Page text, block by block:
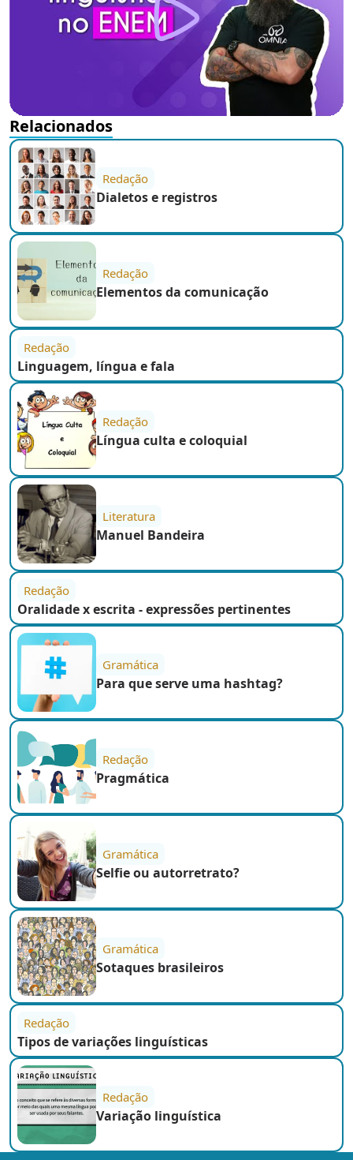
Relacionados
Redação
Dialetos e registros
Redação
Elementos da comunicação
Redação
Linguagem, língua e fala
Redação
Língua culta e coloquial
Literatura
Manuel Bandeira
Redação
Oralidade x escrita - expressões pertinentes
Gramática
Para que serve uma hashtag?
Redação
Pragmática
Gramática
Selfie ou autorretrato?
Gramática
Sotaques brasileiros
Redação
Tipos de variações linguísticas
Redação
Variação linguística